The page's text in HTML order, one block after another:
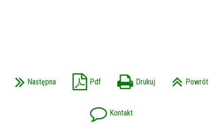
Następna Pdf Drukuj Powrót
Kontakt